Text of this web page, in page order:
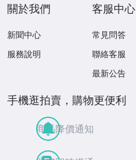
關於我們
新聞中心
服務說明
客服中心
常見問答
聯絡客服
最新公告
手機逛拍賣，購物更便利
商品降價通知